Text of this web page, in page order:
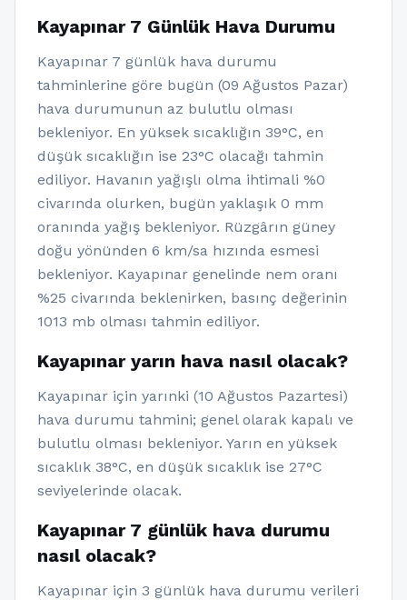
Kayapınar 7 Günlük Hava Durumu
Kayapınar 7 günlük hava durumu
tahminlerine göre bugün (09 Ağustos Pazar)
hava durumunun az bulutlu olması
bekleniyor. En yüksek sıcaklığın 39°C, en
düşük sıcaklığın ise 23°C olacağı tahmin
ediliyor. Havanın yağışlı olma ihtimali %0
civarında olurken, bugün yaklaşık 0 mm
oranında yağış bekleniyor. Rüzgârın güney
doğu yönünden 6 km/sa hızında esmesi
bekleniyor. Kayapınar genelinde nem oranı
%25 civarında beklenirken, basınç değerinin
1013 mb olması tahmin ediliyor.
Kayapınar yarın hava nasıl olacak?
Kayapınar için yarınki (10 Ağustos Pazartesi)
hava durumu tahmini; genel olarak kapalı ve
bulutlu olması bekleniyor. Yarın en yüksek
sıcaklık 38°C, en düşük sıcaklık ise 27°C
seviyelerinde olacak.
Kayapınar 7 günlük hava durumu
nasıl olacak?
Kayapınar için 3 günlük hava durumu verileri